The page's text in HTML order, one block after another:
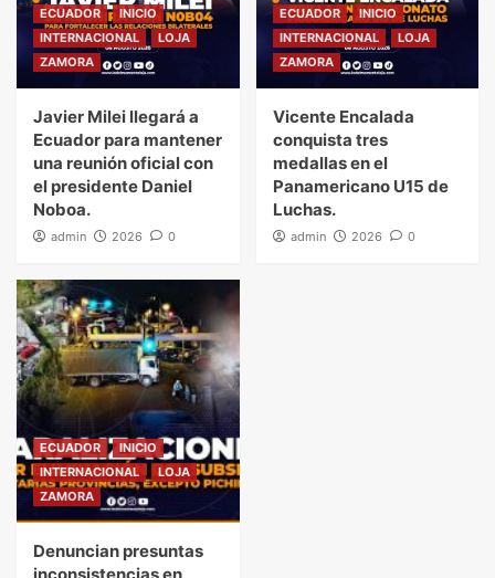
ECUADOR
INICIO
INTERNACIONAL
LOJA
ZAMORA
Javier Milei llegará a
Ecuador para mantener
una reunión oficial con
el presidente Daniel
Noboa.
admin 2026 0
ECUADOR
INICIO
INTERNACIONAL
LOJA
ZAMORA
Vicente Encalada
conquista tres
medallas en el
Panamericano U15 de
Luchas.
admin 2026 0
ECUADOR
INICIO
INTERNACIONAL
LOJA
ZAMORA
Denuncian presuntas